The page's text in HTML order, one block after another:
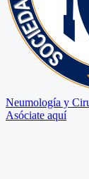
Neumología y
Asóciate aquí